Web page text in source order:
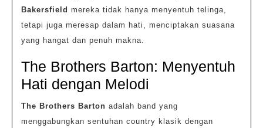
Bakersfield mereka tidak hanya menyentuh telinga,
tetapi juga meresap dalam hati, menciptakan suasana
yang hangat dan penuh makna.
The Brothers Barton: Menyentuh
Hati dengan Melodi
The Brothers Barton adalah band yang
menggabungkan sentuhan country klasik dengan